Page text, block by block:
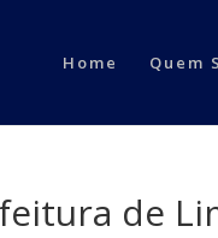
Home Quem
de